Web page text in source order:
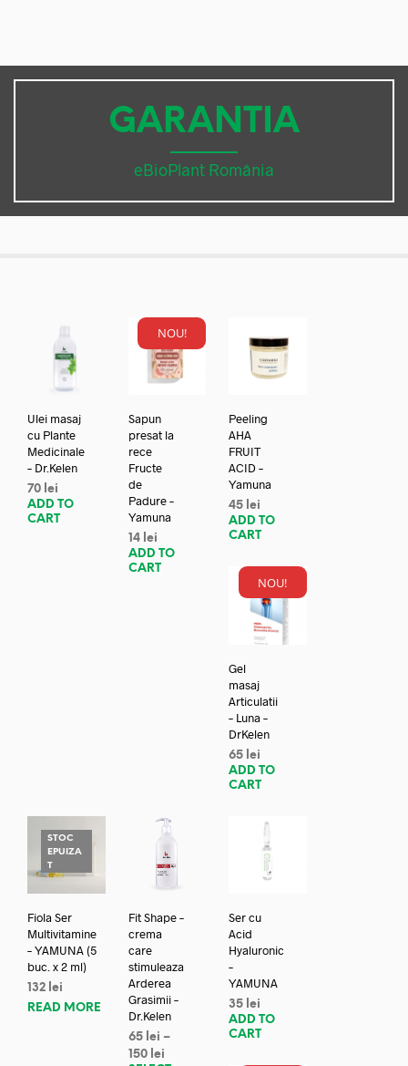
GARANTIA
eBioPlant România
Ulei masaj
cu Plante
Medicinale
– Dr.Kelen
70 lei
ADD TO
CART
NOU!
Sapun
presat la
rece
Fructe
de
Padure –
Yamuna
14 lei
ADD TO
CART
Peeling
AHA
FRUIT
ACID –
Yamuna
45 lei
ADD TO
CART
NOU!
Gel
masaj
Articulatii
– Luna –
DrKelen
65 lei
ADD TO
CART
STOC
EPUIZA
T
Fiola Ser
Multivitamine
– YAMUNA (5
buc. x 2 ml)
132 lei
READ MORE
Fit Shape –
crema
care
stimuleaza
Arderea
Grasimii –
Dr.Kelen
65 lei –
150 lei
Ser cu
Acid
Hyaluronic
–
YAMUNA
35 lei
ADD TO
CART